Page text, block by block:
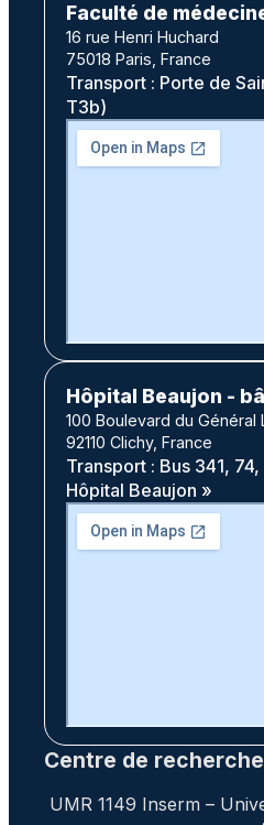
Faculté de
16 rue Henri Huchard
75018 Paris, France
Transport : Porte de
T3b)
Hôpital Beaujon -
100 Boulevard du Général
92110 Clichy, France
Transport : Bus 341,
Hôpital Beaujon »
Centre de
UMR 1149 Inserm –